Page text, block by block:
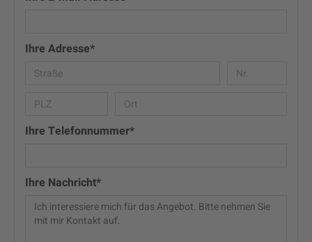
Ihre Adresse*
Ihre Telefonnummer*
Ihre Nachricht*